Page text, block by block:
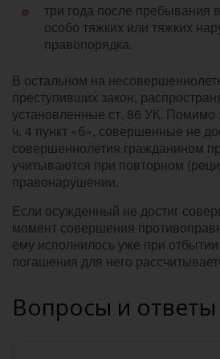
три года после
особо тяжких или тяжких
правопорядка.
В остальном на
преступивших закон,
установленные ст. 86 УК. Помимо
ч. 4 пункт «б», совершенные не
совершеннолетия гражданином
учитываются при повторном
правонарушении.
Если осужденный не достиг
момент совершения
ему исполнилось уже при
погашения для него
Вопросы и ответы